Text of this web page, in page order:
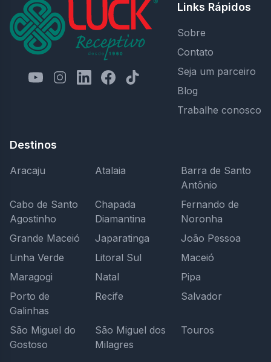
Links Rápidos
Sobre
Contato
Seja um parceiro
Blog
Trabalhe conosco
Destinos
Aracaju Atalaia
Barra de Santo
Antônio
Cabo de Santo
Agostinho
Chapada
Diamantina
Fernando de
Noronha
Grande Maceió
Japaratinga
João Pessoa
Linha Verde
Litoral Sul
Maceió
Maragogi
Natal
Pipa
Porto de
Galinhas
Recife Salvador
São Miguel do
Gostoso
São Miguel dos
Milagres
Touros